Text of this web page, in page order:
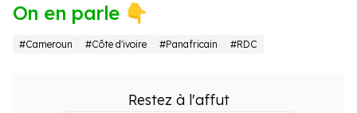
On en parle 👇
#Cameroun #Côte d'ivoire #Panafricain #RDC
Restez à l'affut